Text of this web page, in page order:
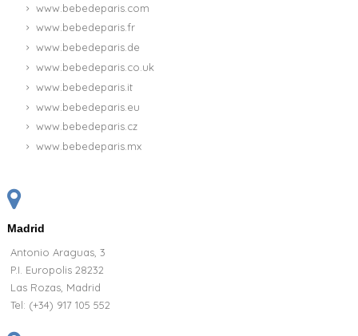
www.bebedeparis.com
www.bebedeparis.fr
www.bebedeparis.de
www.bebedeparis.co.uk
www.bebedeparis.it
www.bebedeparis.eu
www.bebedeparis.cz
www.bebedeparis.mx
Madrid
Antonio Araguas, 3
P.I. Europolis 28232
Las Rozas, Madrid
Tel: (+34) 917 105 552